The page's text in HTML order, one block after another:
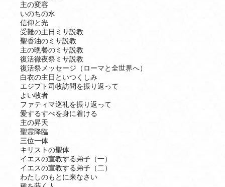
主の変容
いのちの水
信仰と光
受難の主日ミサ説教
聖香油のミサ説教
主の晩餐のミサ説教
復活徹夜祭ミサ説教
復活祭メッセージ（ローマと全世界へ）
白衣の主日といつくしみ
エジプト司牧訪問を振り返って
よい牧者
ファティマ巡礼を振り返って
愛するすべを身に着ける
主の昇天
聖霊降臨
三位一体
キリストの聖体
イエスの宣教する弟子（一）
イエスの宣教する弟子（二）
わたしのもとに来なさい